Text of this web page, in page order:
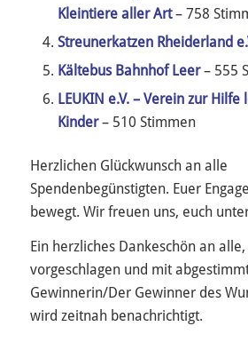
Kleintiere aller Art– 758
Streunerkatzen Rheiderland
Kältebus Bahnhof Leer– 555
LEUKIN e.V. – Verein zur
Kinder– 510 Stimmen
Herzlichen Glückwunsch an alle
Spendenbegünstigten. Euer
bewegt. Wir freuen uns, euch
Ein herzliches Dankeschön an
vorgeschlagen und mit
Gewinnerin/Der Gewinner des
wird zeitnah benachrichtigt.